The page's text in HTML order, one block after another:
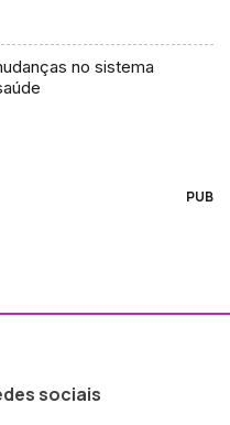
no sistema
PUB
sociais